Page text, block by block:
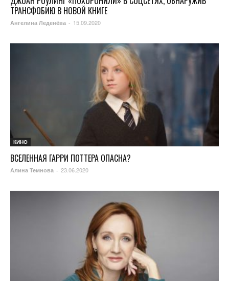
ТРАНСФОБИЮ В НОВОЙ КНИГЕ
Ангелина Леденёва - 15.09.2020
КИНО
ВСЕЛЕННАЯ ГАРРИ ПОТТЕРА ОПАСНА?
Алина Темнова - 23.06.2020